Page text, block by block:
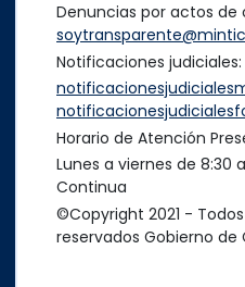
Denuncias por actos de
Notificaciones judiciales:
Horario de Atención
Lunes a viernes de 8:30
Continua
©Copyright 2021 -
reservados Gobierno de